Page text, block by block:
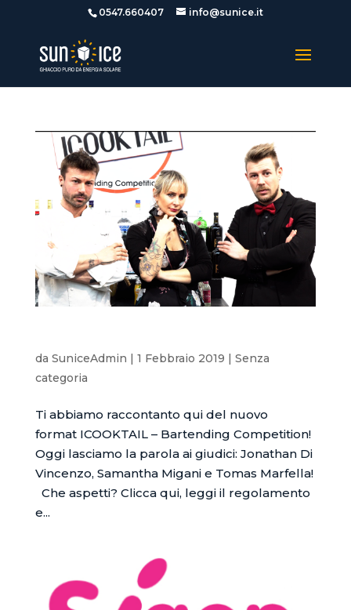
0547.660407 info@sunice.it
da SuniceAdmin | 1 Febbraio 2019 | Senza
categoria
Ti abbiamo raccontanto qui del nuovo
format ICOOKTAIL – Bartending Competition!
Oggi lasciamo la parola ai giudici: Jonathan Di
Vincenzo, Samantha Migani e Tomas Marfella!
Che aspetti? Clicca qui, leggi il regolamento
e...